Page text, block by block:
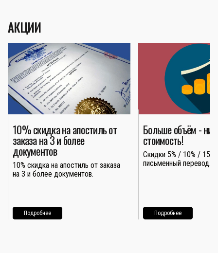
АКЦИИ
10% скидка на апостиль от
заказа на 3 и более
документов
10% скидка на апостиль от заказа
на 3 и более документов.
Подробнее
Больше объём -
стоимость!
Скидки 5% / 10% / 15%
письменный перевод.
Подробнее